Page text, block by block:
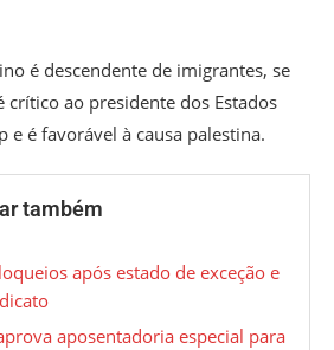
é descendente de imigrantes, se
crítico ao presidente dos Estados
e é favorável à causa palestina.
também
após estado de exceção e
aposentadoria especial para